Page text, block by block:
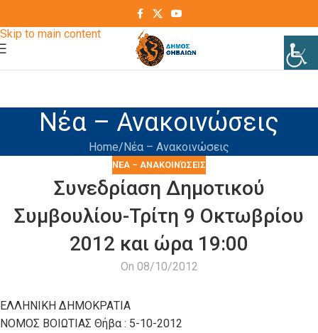
Skip to main content
Νέα – Ανακοινώσεις
Home Νέα – Ανακοινώσεις
ΝΈΑ – ΑΝΑΚΟΙΝΏΣΕΙΣ
Συνεδρίαση Δημοτικού
Συμβουλίου-Τρίτη 9 Οκτωβρίου
2012 και ώρα 19:00
On 08/10/2012
ΕΛΛΗΝΙΚΗ ΔΗΜΟΚΡΑΤΙΑ
ΝΟΜΟΣ ΒΟΙΩΤΙΑΣ Θήβα : 5-10-2012